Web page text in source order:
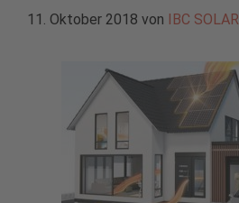
11. Oktober 2018 von IBC SOLAR